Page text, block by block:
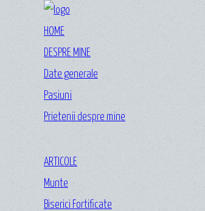
HOME
DESPRE MINE
Date generale
Pasiuni
Prietenii despre mine
ARTICOLE
Munte
Biserici Fortificate